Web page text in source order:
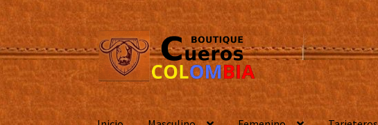
Ir
a
la
navegación
Ir
al
contenido